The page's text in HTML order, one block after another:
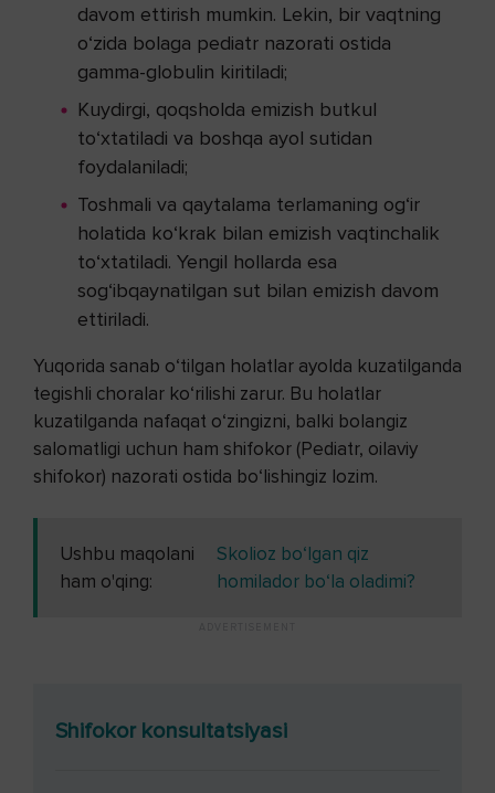
davom ettirish mumkin. Lekin, bir vaqtning
o‘zida bolaga pediatr nazorati ostida
gamma-globulin kiritiladi;
Kuydirgi, qoqsholda emizish butkul
to‘xtatiladi va boshqa ayol sutidan
foydalaniladi;
Toshmali va qaytalama terlamaning og‘ir
holatida ko‘krak bilan emizish vaqtinchalik
to‘xtatiladi. Yengil hollarda esa
sog‘ibqaynatilgan sut bilan emizish davom
ettiriladi.
Yuqorida sanab o‘tilgan holatlar ayolda kuzatilganda
tegishli choralar ko‘rilishi zarur. Bu holatlar
kuzatilganda nafaqat o‘zingizni, balki bolangiz
salomatligi uchun ham shifokor (Pediatr, oilaviy
shifokor) nazorati ostida bo‘lishingiz lozim.
Ushbu maqolani
ham o'qing:
Skolioz bo‘lgan qiz
homilador bo‘la oladimi?
Shifokor konsultatsiyasi